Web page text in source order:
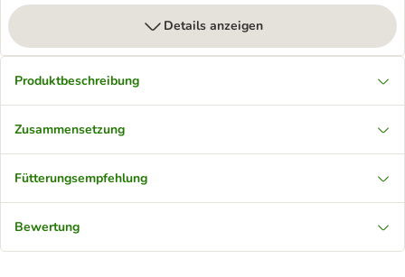
Details anzeigen
Produktbeschreibung
Zusammensetzung
Fütterungsempfehlung
Bewertung